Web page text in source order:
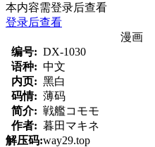
本内容需登录后查看
登录后查看
漫画
编号: DX-1030
语种: 中文
内页: 黑白
码情: 薄码
简介: 戦艦コモモ
作者: 暮田マキネ
解压码:way29.top